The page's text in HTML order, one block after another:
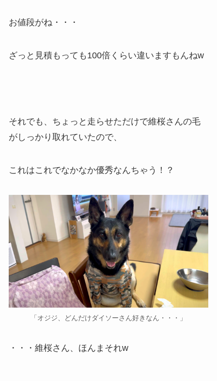
お値段がね・・・
ざっと見積もっても100倍くらい違いますもんねw
それでも、ちょっと走らせただけで維桜さんの毛
がしっかり取れていたので、
これはこれでなかなか優秀なんちゃう！？
「オジジ、どんだけダイソーさん好きなん・・・」
・・・維桜さん、ほんまそれw